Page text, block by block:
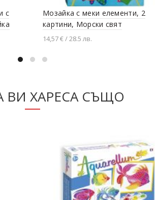
с
Мозайка с меки елементи, 2
картини, Морски свят
14,57 € / 28.5 лв.
ВИ ХАРЕСА СЪЩО